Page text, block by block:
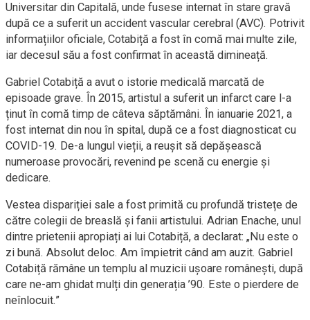
Universitar din Capitală, unde fusese internat în stare gravă
după ce a suferit un accident vascular cerebral (AVC). Potrivit
informațiilor oficiale, Cotabiță a fost în comă mai multe zile,
iar decesul său a fost confirmat în această dimineață.
Gabriel Cotabiță a avut o istorie medicală marcată de
episoade grave. În 2015, artistul a suferit un infarct care l-a
ținut în comă timp de câteva săptămâni. În ianuarie 2021, a
fost internat din nou în spital, după ce a fost diagnosticat cu
COVID-19. De-a lungul vieții, a reușit să depășească
numeroase provocări, revenind pe scenă cu energie și
dedicare.
Vestea dispariției sale a fost primită cu profundă tristețe de
către colegii de breaslă și fanii artistului. Adrian Enache, unul
dintre prietenii apropiați ai lui Cotabiță, a declarat: „Nu este o
zi bună. Absolut deloc. Am împietrit când am auzit. Gabriel
Cotabiță rămâne un templu al muzicii ușoare românești, după
care ne-am ghidat mulți din generația ’90. Este o pierdere de
neînlocuit.”